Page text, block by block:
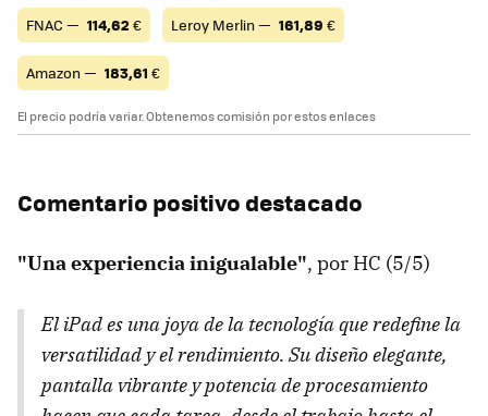
FNAC — 114,62 € Leroy Merlin — 161,89 €
Amazon — 183,61 €
El precio podría variar. Obtenemos comisión por estos enlaces
Comentario positivo destacado
"Una experiencia inigualable", por HC (5/5)
El iPad es una joya de la tecnología que redefine la
versatilidad y el rendimiento. Su diseño elegante,
pantalla vibrante y potencia de procesamiento